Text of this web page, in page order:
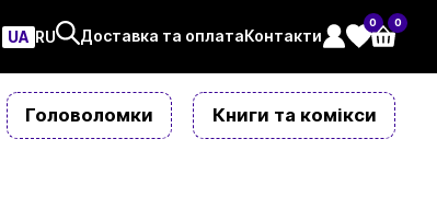
UA ㅤRU Доставка та оплатаКонтакти
0 0
Головоломки Книги та комікси